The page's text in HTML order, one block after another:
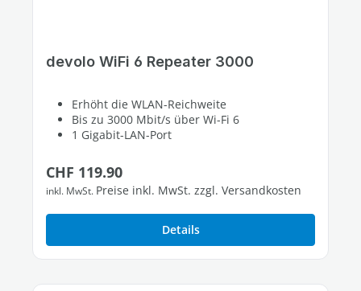
devolo WiFi 6 Repeater 3000
Erhöht die WLAN-Reichweite
Bis zu 3000 Mbit/s über Wi-Fi 6
1 Gigabit-LAN-Port
Regulärer Preis:
CHF 119.90
inkl. MwSt. Preise inkl. MwSt. zzgl. Versandkosten
Details